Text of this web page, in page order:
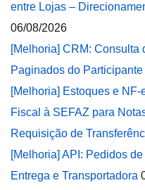
entre Lojas –
06/08/2026
[Melhoria] CRM: Consulta
Paginados do Participante
[Melhoria] Estoques e
Fiscal à SEFAZ para
Requisição de
[Melhoria] API: Pedidos
Entrega e Transportadora